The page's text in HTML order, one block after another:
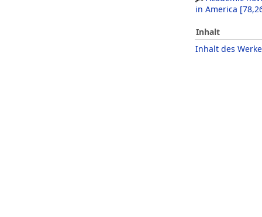
in America [
Inhalt
Inhalt des